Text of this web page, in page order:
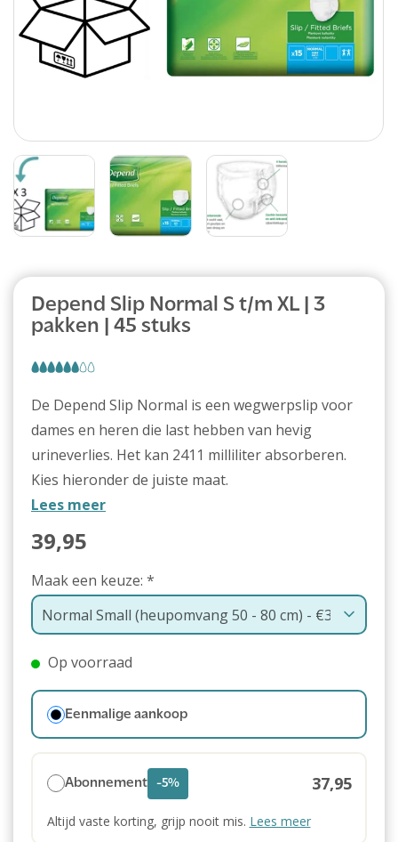
Depend Slip Normal S t/m XL | 3
pakken | 45 stuks
De Depend Slip Normal is een wegwerpslip voor
dames en heren die last hebben van hevig
urineverlies. Het kan 2411 milliliter absorberen.
Kies hieronder de juiste maat.
Lees meer
39,95
Maak een keuze: *
Op voorraad
Eenmalige aankoop
Abonnement -5% 37,95
Altijd vaste korting, grijp nooit mis. Lees meer